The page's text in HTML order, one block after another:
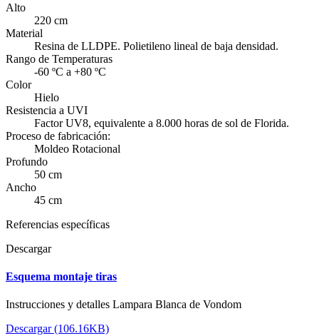
Alto
220 cm
Material
Resina de LLDPE. Polietileno lineal de baja densidad.
Rango de Temperaturas
-60 ºC a +80 ºC
Color
Hielo
Resistencia a UVI
Factor UV8, equivalente a 8.000 horas de sol de Florida.
Proceso de fabricación:
Moldeo Rotacional
Profundo
50 cm
Ancho
45 cm
Referencias específicas
Descargar
Esquema montaje tiras
Instrucciones y detalles Lampara Blanca de Vondom
Descargar (106.16KB)